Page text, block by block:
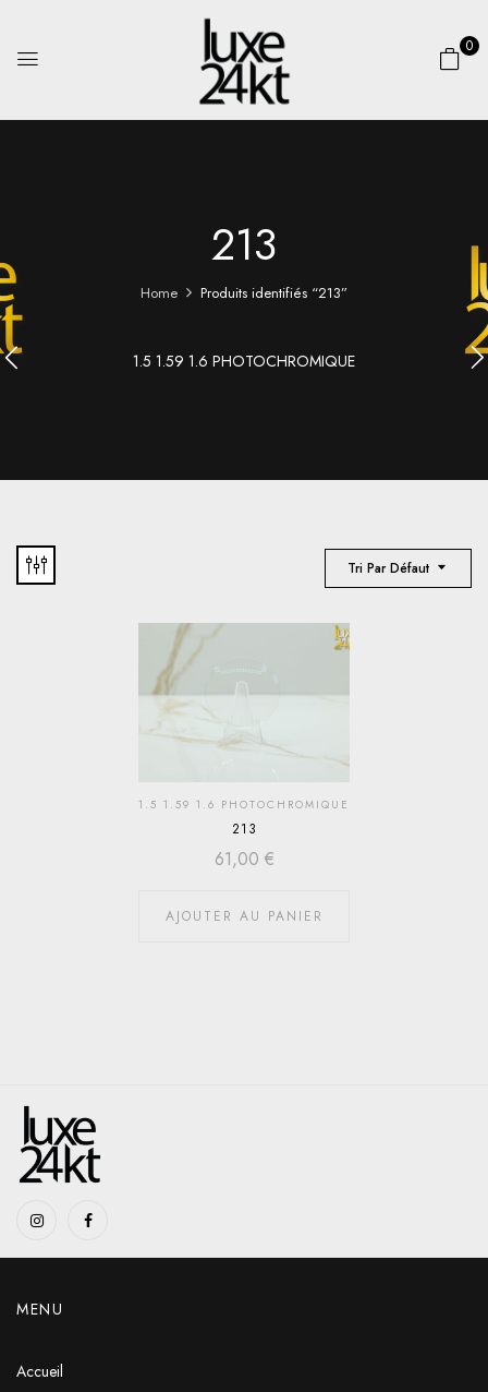
0
213
Home Produits identifiés “213”
1.5 1.59 1.6 PHOTOCHROMIQUE
Tri Par Défaut
1.5 1.59 1.6 PHOTOCHROMIQUE
213
61,00 €
AJOUTER AU PANIER
MENU
Accueil